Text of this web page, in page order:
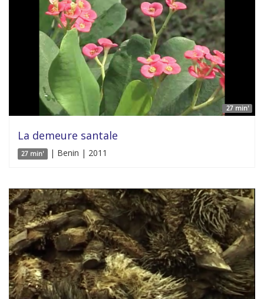
27 min'
La demeure santale
27 min' | Benin | 2011